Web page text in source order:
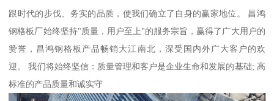
跟时代的步伐、务实的品质，使我们确立了自身的赢家地位。 昌鸿
钢格板厂始终坚持"质量，用户至上"的服务宗旨，赢得了广大用户的
赞誉，昌鸿钢格板产品畅销大江南北，深受国内外广大客户的欢
迎。 我们将始终坚信：质量管理和客户是企业生命和发展的基础; 高
标准的产品质量和诚实守